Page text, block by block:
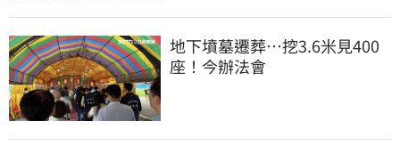
地下墳墓遷葬…挖3.6米見400
座！今辦法會